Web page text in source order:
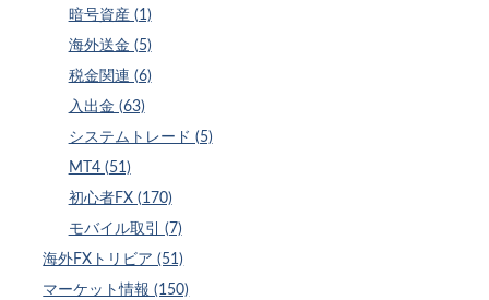
暗号資産 (1)
海外送金 (5)
税金関連 (6)
入出金 (63)
システムトレード (5)
MT4 (51)
初心者FX (170)
モバイル取引 (7)
海外FXトリビア (51)
マーケット情報 (150)